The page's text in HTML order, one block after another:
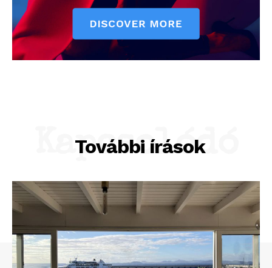
További írások
Kapcsolódó